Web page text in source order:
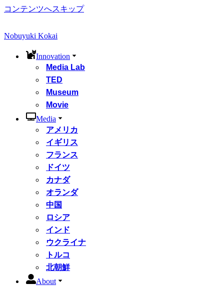
コンテンツへスキップ
Nobuyuki Kokai
Innovation
Media Lab
TED
Museum
Movie
Media
アメリカ
イギリス
フランス
ドイツ
カナダ
オランダ
中国
ロシア
インド
ウクライナ
トルコ
北朝鮮
About